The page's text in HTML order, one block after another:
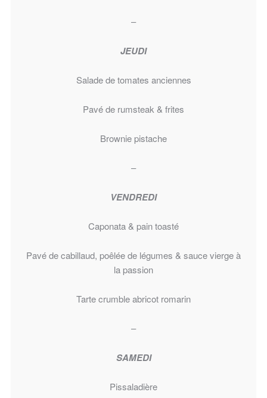
–
JEUDI
Salade de tomates anciennes
Pavé de rumsteak & frites
Brownie pistache
–
VENDREDI
Caponata & pain toasté
Pavé de cabillaud, poêlée de légumes & sauce vierge à
la passion
Tarte crumble abricot romarin
–
SAMEDI
Pissaladière